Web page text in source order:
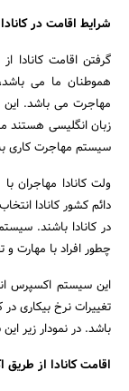
شرایط اقامت در
گرفتن اقامت کانادا
هموطنان ما می
مهاجرت می باشد. این
زبان انگلیسی هستند
سیستم مهاجرت کاری
ولت کانادا مهاجران
دائم کشور کانادا
در کانادا باشند.
چطور افراد با مهارت
تغییرات نرخ بیکاری در
باشد. در نمودار زیر
اقامت کانادا از